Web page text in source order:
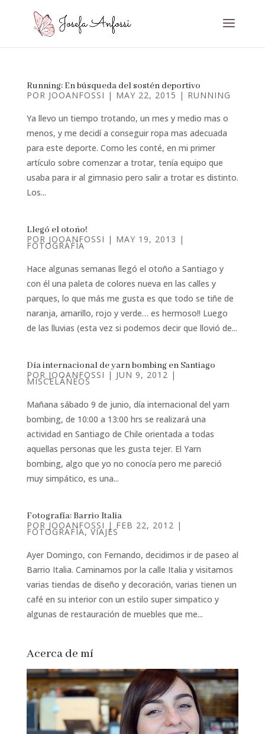
Running: En búsqueda del sostén deportivo
POR JOOANFOSSI | MAY 22, 2015 | RUNNING
Ya llevo un tiempo trotando, un mes y medio mas o
menos, y me decidí a conseguir ropa mas adecuada
para este deporte. Como les conté, en mi primer
artículo sobre comenzar a trotar, tenía equipo que
usaba para ir al gimnasio pero salir a trotar es distinto.
Los...
Llegó el otoño!
POR JOOANFOSSI | MAY 19, 2013 |
FOTOGRAFÍA
Hace algunas semanas llegó el otoño a Santiago y
con él una paleta de colores nueva en las calles y
parques, lo que más me gusta es que todo se tiñe de
naranja, amarillo, rojo y verde… es hermoso!! Luego
de las lluvias (esta vez si podemos decir que llovió de...
Día internacional de yarn bombing en Santiago
POR JOOANFOSSI | JUN 9, 2012 |
MISCELÁNEOS
Mañana sábado 9 de junio, día internacional del yarn
bombing, de 10:00 a 13:00 hrs se realizará una
actividad en Santiago de Chile orientada a todas
aquellas personas que les gusta tejer. El Yarn
bombing, algo que yo no conocía pero me pareció
muy simpático, es una...
Fotografía: Barrio Italia
POR JOOANFOSSI | FEB 22, 2012 |
FOTOGRAFÍA,VIAJES
Ayer Domingo, con Fernando, decidimos ir de paseo al
Barrio Italia. Caminamos por la calle Italia y visitamos
varias tiendas de diseño y decoración, varias tienen un
café en su interior con un estilo super simpatico y
algunas de restauración de muebles que me...
Acerca de mí